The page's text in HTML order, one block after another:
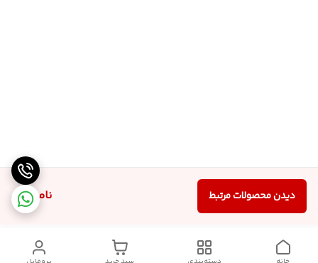
ناموجود دیدن محصولات مرتبط